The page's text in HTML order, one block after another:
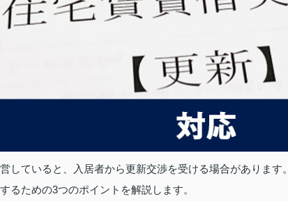
していると、入居者から更新交渉を受ける場合があります。
るための3つのポイントを解説します。